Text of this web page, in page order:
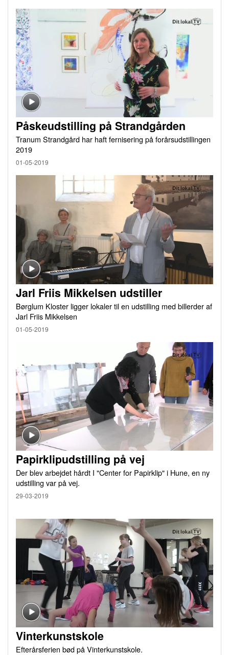
Påskeudstilling på Strandgården
Tranum Strandgård har haft fernisering på forårsudstillingen
2019
01-05-2019
Jarl Friis Mikkelsen udstiller
Børglum Kloster ligger lokaler til en udstilling med billerder af
Jarl Friis Mikkelsen
01-05-2019
Papirklipudstilling på vej
Der blev arbejdet hårdt I "Center for Papirklip" i Hune, en ny
udstilling var på vej.
29-03-2019
Vinterkunstskole
Efterårsferien bød på Vinterkunstskole.